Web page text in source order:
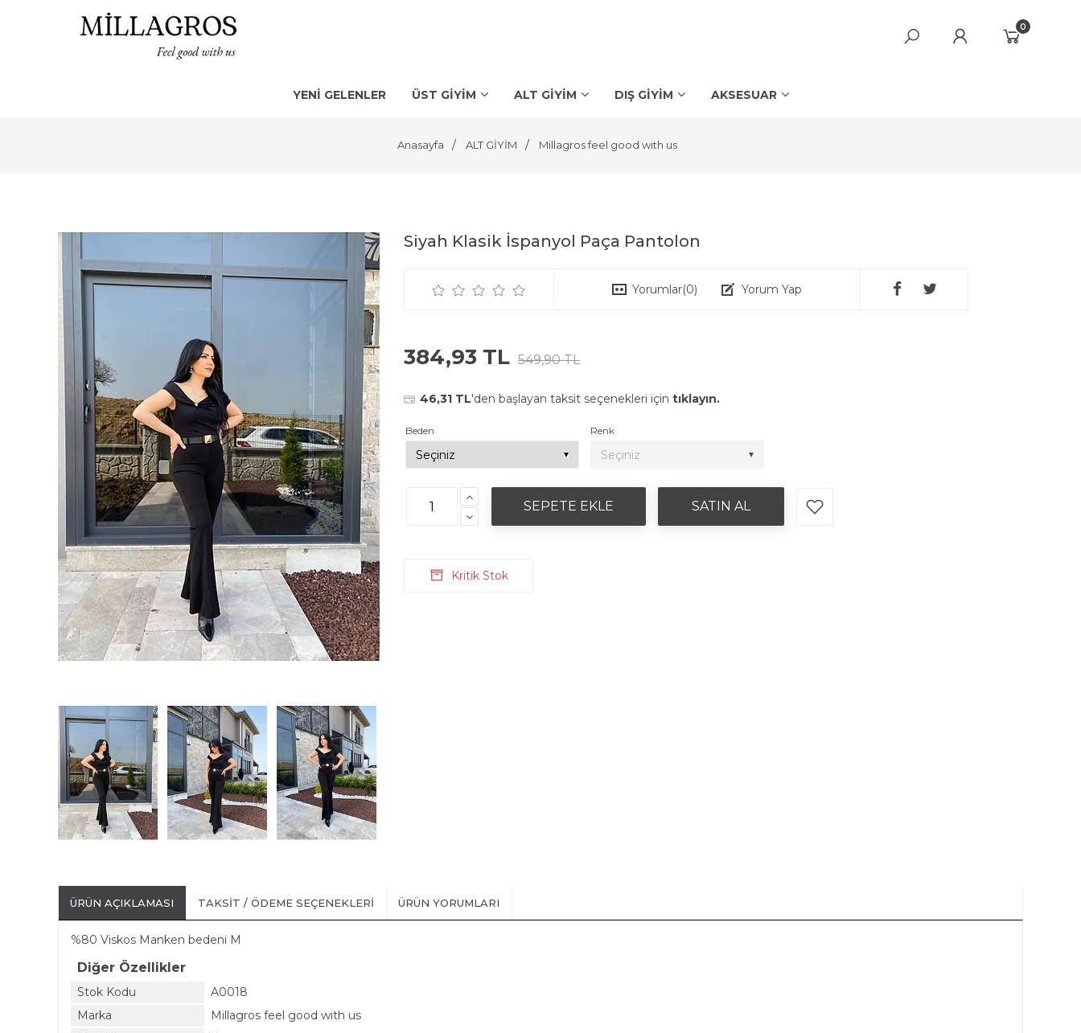
0
YENİ GELENLER ÜST GİYİM ALT GİYİM DIŞ GİYİM AKSESUAR
Anasayfa ALT GİYİM Millagros feel good with us
Siyah Klasik İspanyol Paça Pantolon
Yorumlar(0) Yorum Yap
384,93 TL 549,90 TL
46,31 TL'den başlayan taksit seçenekleri için tıklayın.
Beden Renk
ÜRÜN AÇIKLAMASI TAKSIT / ÖDEME SEÇENEKLERI ÜRÜN YORUMLARI
%80 Viskos Manken bedeni M
Diğer Özellikler
Stok Kodu
A0018
Marka
Millagros feel good with us